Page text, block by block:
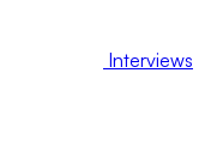
Interviews